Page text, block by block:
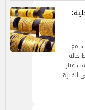
مع
حالة
عيار
الفترة